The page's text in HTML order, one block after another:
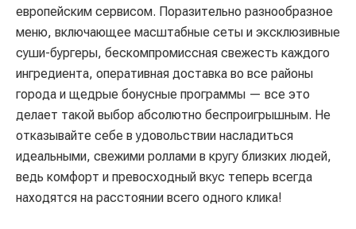
европейским сервисом. Поразительно разнообразное
меню, включающее масштабные сеты и эксклюзивные
суши-бургеры, бескомпромиссная свежесть каждого
ингредиента, оперативная доставка во все районы
города и щедрые бонусные программы — все это
делает такой выбор абсолютно беспроигрышным. Не
отказывайте себе в удовольствии насладиться
идеальными, свежими роллами в кругу близких людей,
ведь комфорт и превосходный вкус теперь всегда
находятся на расстоянии всего одного клика!